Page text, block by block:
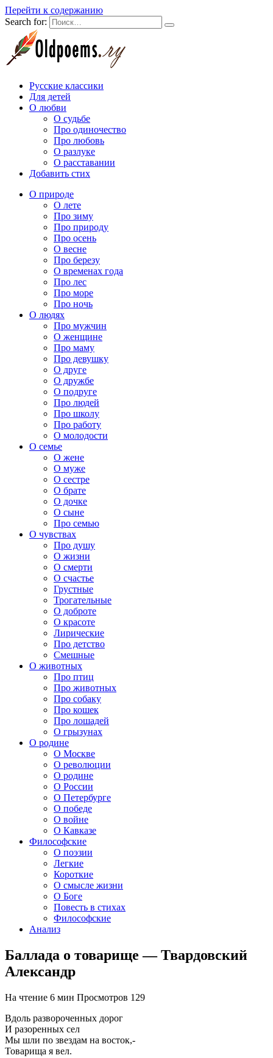
Перейти к содержанию
Search for:
Русские классики
Для детей
О любви
О судьбе
Про одиночество
Про любовь
О разлуке
О расставании
Добавить стих
О природе
О лете
Про зиму
Про природу
Про осень
О весне
Про березу
О временах года
Про лес
Про море
Про ночь
О людях
Про мужчин
О женщине
Про маму
Про девушку
О друге
О дружбе
О подруге
Про людей
Про школу
Про работу
О молодости
О семье
О жене
О муже
О сестре
О брате
О дочке
О сыне
Про семью
О чувствах
Про душу
О жизни
О смерти
О счастье
Грустные
Трогательные
О доброте
О красоте
Лирические
Про детство
Смешные
О животных
Про птиц
Про животных
Про собаку
Про кошек
Про лошадей
О грызунах
О родине
О Москве
О революции
О родине
О России
О Петербурге
О победе
О войне
О Кавказе
Философские
О поэзии
Легкие
Короткие
О смысле жизни
О Боге
Повесть в стихах
Философские
Анализ
Баллада о товарище — Твардовский
Александр
На чтение 6 мин Просмотров 129
Вдоль развороченных дорог
И разоренных сел
Мы шли по звездам на восток,-
Товарища я вел.